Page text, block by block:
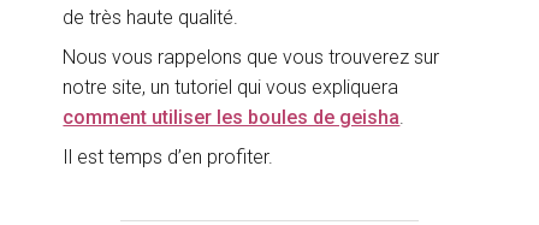
de très haute qualité.
Nous vous rappelons que vous trouverez sur
notre site, un tutoriel qui vous expliquera
comment utiliser les boules de geisha
Il est temps d’en profiter.